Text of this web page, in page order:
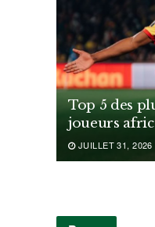
Top 5 des
joueurs
JUILLET 31, 2026